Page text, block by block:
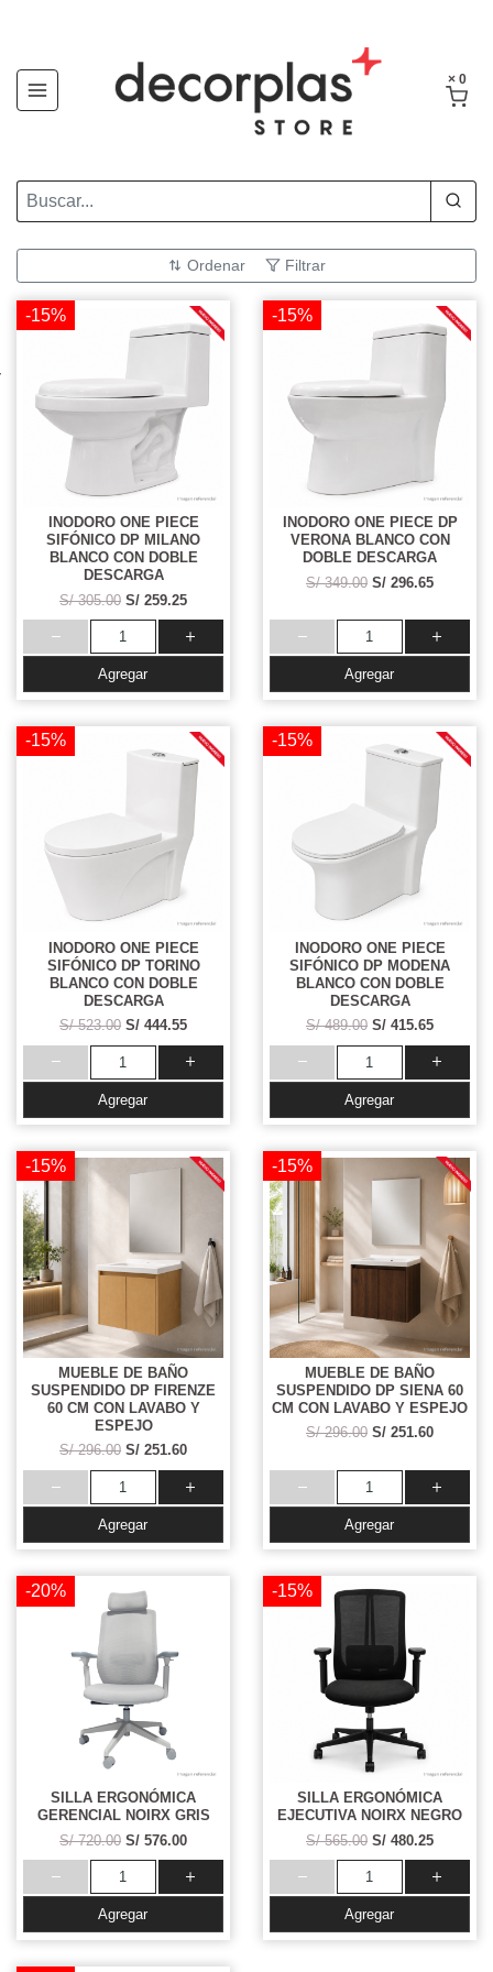
× 0
Ordenar Filtrar
-15%
INODORO ONE PIECE
SIFÓNICO DP MILANO
BLANCO CON DOBLE
DESCARGA
S/ 305.00 S/ 259.25
Agregar
-15%
INODORO ONE PIECE DP
VERONA BLANCO CON
DOBLE DESCARGA
S/ 349.00 S/ 296.65
Agregar
-15%
INODORO ONE PIECE
SIFÓNICO DP TORINO
BLANCO CON DOBLE
DESCARGA
S/ 523.00 S/ 444.55
Agregar
-15%
INODORO ONE PIECE
SIFÓNICO DP MODENA
BLANCO CON DOBLE
DESCARGA
S/ 489.00 S/ 415.65
Agregar
-15%
MUEBLE DE BAÑO
SUSPENDIDO DP FIRENZE
60 CM CON LAVABO Y
ESPEJO
S/ 296.00 S/ 251.60
Agregar
-15%
MUEBLE DE BAÑO
SUSPENDIDO DP SIENA 60
CM CON LAVABO Y ESPEJO
S/ 296.00 S/ 251.60
Agregar
-20%
SILLA ERGONÓMICA
GERENCIAL NOIRX GRIS
S/ 720.00 S/ 576.00
Agregar
-15%
SILLA ERGONÓMICA
EJECUTIVA NOIRX NEGRO
S/ 565.00 S/ 480.25
Agregar